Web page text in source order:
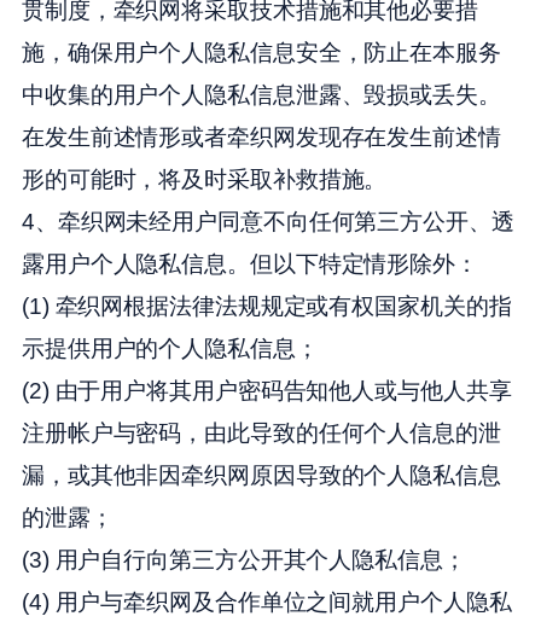
贯制度，牵织网将采取技术措施和其他必要措
施，确保用户个人隐私信息安全，防止在本服务
中收集的用户个人隐私信息泄露、毁损或丢失。
在发生前述情形或者牵织网发现存在发生前述情
形的可能时，将及时采取补救措施。
4、牵织网未经用户同意不向任何第三方公开、透
露用户个人隐私信息。但以下特定情形除外：
(1) 牵织网根据法律法规规定或有权国家机关的指
示提供用户的个人隐私信息；
(2) 由于用户将其用户密码告知他人或与他人共享
注册帐户与密码，由此导致的任何个人信息的泄
漏，或其他非因牵织网原因导致的个人隐私信息
的泄露；
(3) 用户自行向第三方公开其个人隐私信息；
(4) 用户与牵织网及合作单位之间就用户个人隐私